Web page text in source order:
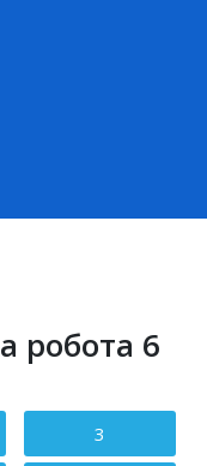
робота 6
3